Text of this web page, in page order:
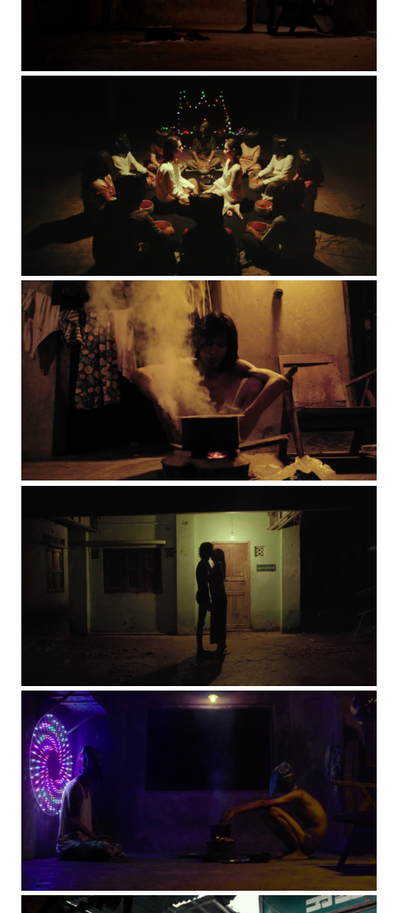
©Jbaproduction
©Jbaproduction
©Jbaproduction